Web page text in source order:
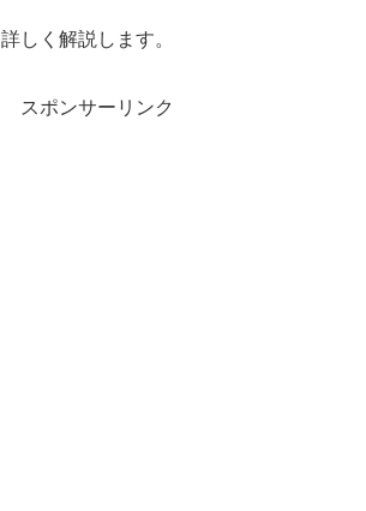
しく解説します。
スポンサーリンク